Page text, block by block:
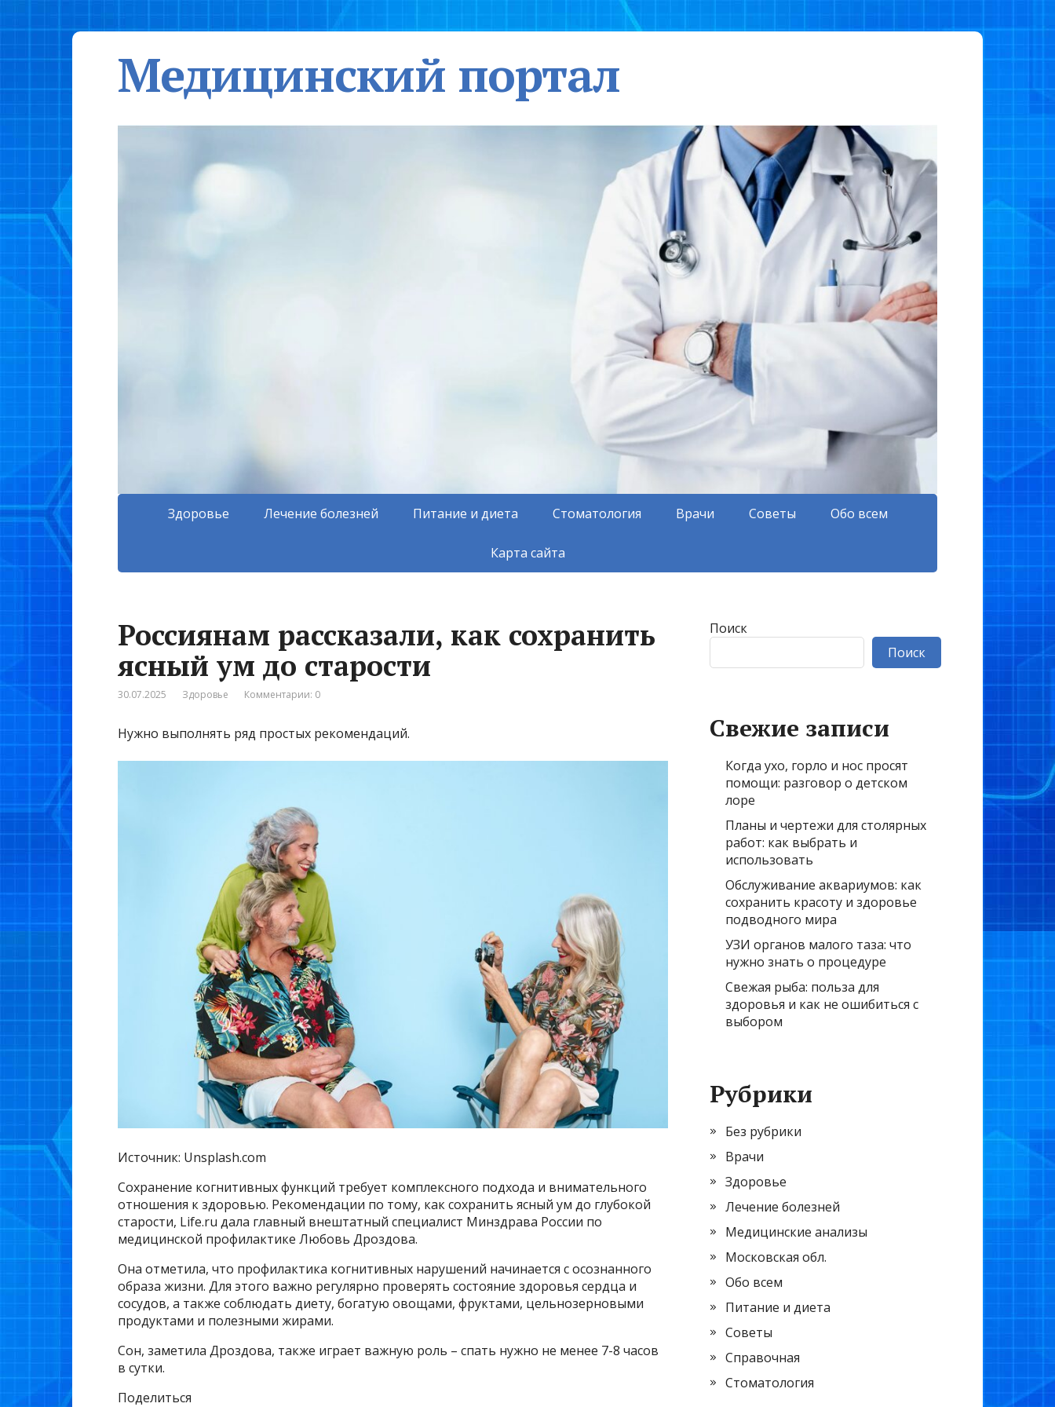
Медицинский портал
Здоровье Лечение болезней Питание и диета Стоматология Врачи Советы Обо всем
Карта сайта
Россиянам рассказали, как сохранить
ясный ум до старости
30.07.2025 Здоровье Комментарии: 0
Нужно выполнять ряд простых рекомендаций.
Источник: Unsplash.com
Сохранение когнитивных функций требует комплексного подхода и внимательного
отношения к здоровью. Рекомендации по тому, как сохранить ясный ум до глубокой
старости, Life.ru дала главный внештатный специалист Минздрава России по
медицинской профилактике Любовь Дроздова.
Она отметила, что профилактика когнитивных нарушений начинается с осознанного
образа жизни. Для этого важно регулярно проверять состояние здоровья сердца и
сосудов, а также соблюдать диету, богатую овощами, фруктами, цельнозерновыми
продуктами и полезными жирами.
Сон, заметила Дроздова, также играет важную роль – спать нужно не менее 7-8 часов
в сутки.
Поделиться
Поиск
Поиск
Свежие записи
Когда ухо, горло и нос просят
помощи: разговор о детском
лоре
Планы и чертежи для столярных
работ: как выбрать и
использовать
Обслуживание аквариумов: как
сохранить красоту и здоровье
подводного мира
УЗИ органов малого таза: что
нужно знать о процедуре
Свежая рыба: польза для
здоровья и как не ошибиться с
выбором
Рубрики
Без рубрики
Врачи
Здоровье
Лечение болезней
Медицинские анализы
Московская обл.
Обо всем
Питание и диета
Советы
Справочная
Стоматология